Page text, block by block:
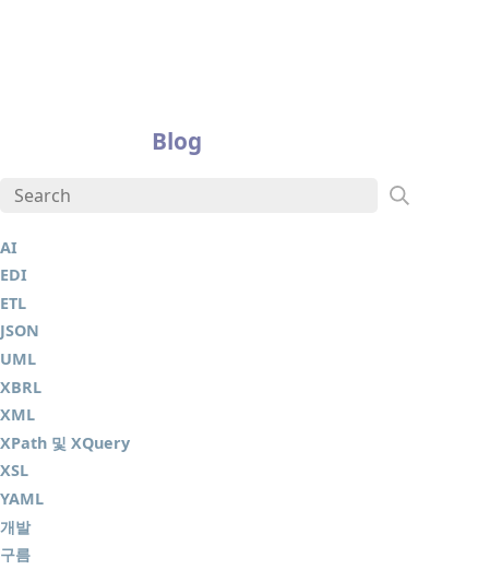
Blog
AI
EDI
ETL
JSON
UML
XBRL
XML
XPath 및 XQuery
XSL
YAML
개발
구름